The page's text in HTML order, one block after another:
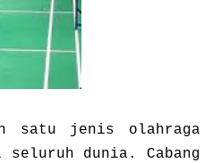
satu jenis olahraga
dunia. Cabang